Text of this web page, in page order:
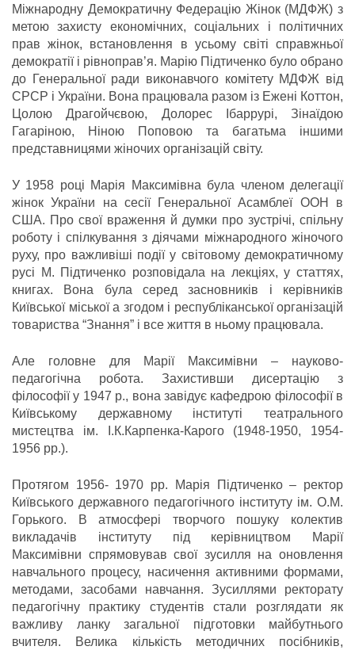
Міжнародну Демократичну Федерацію Жінок (МДФЖ) з
метою захисту економічних, соціальних і політичних
прав жінок, встановлення в усьому світі справжньої
демократії і рівноправ’я. Марію Підтиченко було обрано
до Генеральної ради виконавчого комітету МДФЖ від
СРСР і України. Вона працювала разом із Ежені Коттон,
Цолою Драгойчєвою, Долорес Ібаррурі, Зінаїдою
Гагаріною, Ніною Поповою та багатьма іншими
представницями жіночих організацій світу.
У 1958 році Марія Максимівна була членом делегації
жінок України на сесії Генеральної Асамблеї ООН в
США. Про свої враження й думки про зустрічі, спільну
роботу і спілкування з діячами міжнародного жіночого
руху, про важливіші події у світовому демократичному
русі М. Підтиченко розповідала на лекціях, у статтях,
книгах. Вона була серед засновників і керівників
Київської міської а згодом і республіканської організацій
товариства “Знання” і все життя в ньому працювала.
Але головне для Марії Максимівни – науково-
педагогічна робота. Захистивши дисертацію з
філософії у 1947 р., вона завідує кафедрою філософії в
Київському державному інституті театрального
мистецтва ім. І.К.Карпенка-Карого (1948-1950, 1954-
1956 рр.).
Протягом 1956- 1970 рр. Марія Підтиченко – ректор
Київського державного педагогічного інституту ім. О.М.
Горького. В атмосфері творчого пошуку колектив
викладачів інституту під керівництвом Марії
Максимівни спрямовував свої зусилля на оновлення
навчального процесу, насичення активними формами,
методами, засобами навчання. Зусиллями ректорату
педагогічну практику студентів стали розглядати як
важливу ланку загальної підготовки майбутнього
вчителя. Велика кількість методичних посібників,